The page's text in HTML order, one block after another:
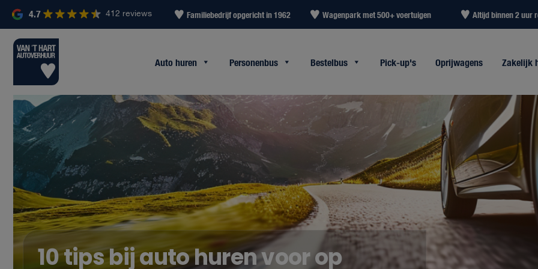
4.7 412 reviews
Altijd binnen 2 uur reactie Familiebedrijf opgericht in 1962 Wagenpark met 500+ voertuigen Altijd binnen 2 uur
Auto huren Personenbus Bestelbus Pick-up's Oprijwagens Zakelijk
10 tips bij auto huren voor op